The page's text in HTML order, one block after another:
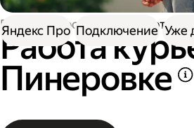
Работа в Доставке Работа
Работа
Пинеровке
Яндекс Про Подключение Уже